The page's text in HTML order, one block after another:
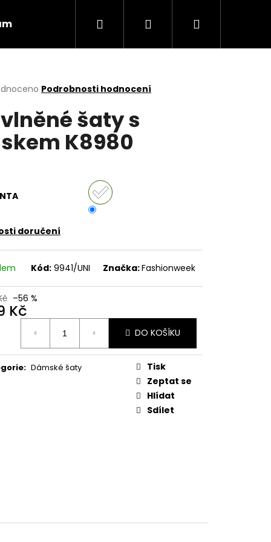
Obchodní podmínky Vrácení zboží
Hledat PřihlášeníNákupní
Podrobnosti hodnocení
šaty s
K8980
doručení
Kód: 9941/UNI Značka:Fashionweek
–56 %
Kč
DO KOŠÍKU
: Dámské šaty
Tisk
Zeptat se
Hlídat
Sdílet
KVĚTINOVÝ VZOR,
UB-MURRAY